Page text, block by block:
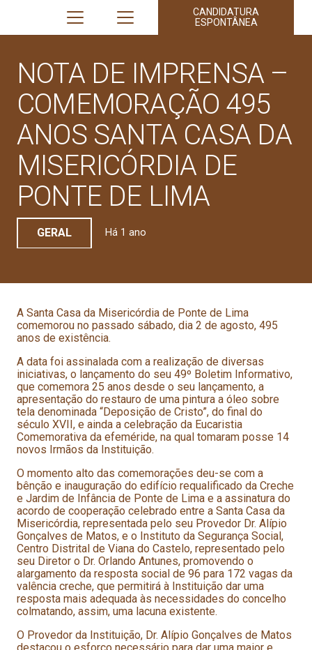
CANDIDATURA
ESPONTÂNEA
NOTA DE IMPRENSA –
COMEMORAÇÃO 495
ANOS SANTA CASA DA
MISERICÓRDIA DE
PONTE DE LIMA
GERAL Há 1 ano
A Santa Casa da Misericórdia de Ponte de Lima
comemorou no passado sábado, dia 2 de agosto, 495
anos de existência.
A data foi assinalada com a realização de diversas
iniciativas, o lançamento do seu 49º Boletim Informativo,
que comemora 25 anos desde o seu lançamento, a
apresentação do restauro de uma pintura a óleo sobre
tela denominada “Deposição de Cristo”, do final do
século XVII, e ainda a celebração da Eucaristia
Comemorativa da efeméride, na qual tomaram posse 14
novos Irmãos da Instituição.
O momento alto das comemorações deu-se com a
bênção e inauguração do edifício requalificado da Creche
e Jardim de Infância de Ponte de Lima e a assinatura do
acordo de cooperação celebrado entre a Santa Casa da
Misericórdia, representada pelo seu Provedor Dr. Alípio
Gonçalves de Matos, e o Instituto da Segurança Social,
Centro Distrital de Viana do Castelo, representado pelo
seu Diretor o Dr. Orlando Antunes, promovendo o
alargamento da resposta social de 96 para 172 vagas da
valência creche, que permitirá à Instituição dar uma
resposta mais adequada às necessidades do concelho
colmatando, assim, uma lacuna existente.
O Provedor da Instituição, Dr. Alípio Gonçalves de Matos
destacou o esforço necessário para dar uma maior e